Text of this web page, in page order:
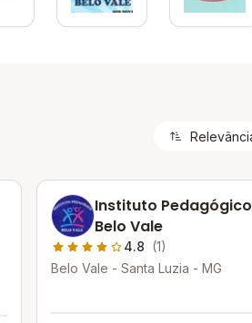
Instituto Pedagógico
Belo Vale
4.8 (1)
Belo Vale - Santa Luzia - MG